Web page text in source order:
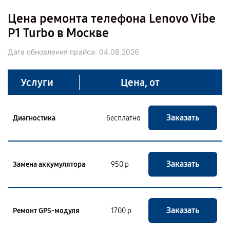
Цена ремонта телефона Lenovo Vibe
P1 Turbo в Москве
Дата обновления прайса: 04.08.2026
Услуги Цена, от
Диагностика бесплатно Заказать
Замена аккумулятора 950 р Заказать
Ремонт GPS-модуля 1700 р Заказать